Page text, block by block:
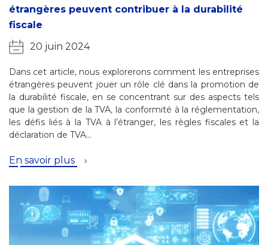
étrangères peuvent contribuer à la durabilité
fiscale
20 juin 2024
Dans cet article, nous explorerons comment les entreprises
étrangères peuvent jouer un rôle clé dans la promotion de
la durabilité fiscale, en se concentrant sur des aspects tels
que la gestion de la TVA, la conformité à la réglementation,
les défis liés à la TVA à l’étranger, les règles fiscales et la
déclaration de TVA…
En savoir plus